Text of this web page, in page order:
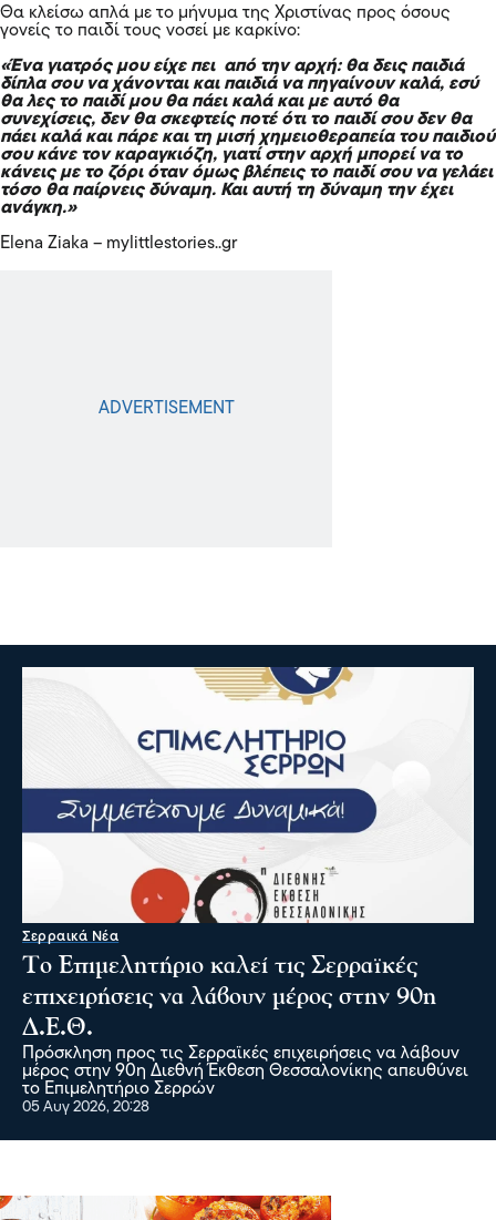
Θα κλείσω απλά με το μήνυμα της Χριστίνας προς όσους
γονείς το παιδί τους νοσεί με καρκίνο:
«Ένα γιατρός μου είχε πει από την αρχή: θα δεις παιδιά
δίπλα σου να χάνονται και παιδιά να πηγαίνουν καλά, εσύ
θα λες το παιδί μου θα πάει καλά και με αυτό θα
συνεχίσεις, δεν θα σκεφτείς ποτέ ότι το παιδί σου δεν θα
πάει καλά και πάρε και τη μισή χημειοθεραπεία του παιδιού
σου κάνε τον καραγκιόζη, γιατί στην αρχή μπορεί να το
κάνεις με το ζόρι όταν όμως βλέπεις το παιδί σου να γελάει
τόσο θα παίρνεις δύναμη. Και αυτή τη δύναμη την έχει
ανάγκη.»
Elena Ziaka – mylittlestories..gr
Σερραικά Νέα
Το Επιμελητήριο καλεί τις Σερραϊκές
επιχειρήσεις να λάβουν μέρος στην 90η
Δ.Ε.Θ.
Πρόσκληση προς τις Σερραϊκές επιχειρήσεις να λάβουν
μέρος στην 90η Διεθνή Έκθεση Θεσσαλονίκης απευθύνει
το Επιμελητήριο Σερρών
05 Αυγ 2026, 20:28